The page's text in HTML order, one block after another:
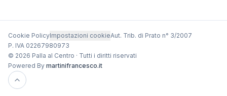
Cookie PolicyImpostazioni cookieAut. Trib. di Prato n° 3/2007
P. IVA 02267980973
© 2026 Palla al Centro · Tutti i diritti riservati
Powered By martinifrancesco.it